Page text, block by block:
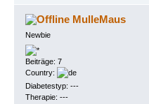
MulleMaus
Newbie
Beiträge: 7
Country:
Diabetestyp: ---
Therapie: ---